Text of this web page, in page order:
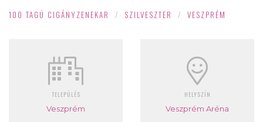
100 TAGÚ CIGÁNYZENEKAR / SZILVESZTER / VESZPRÉM
TELEPÜLÉS
Veszprém
HELYSZÍN
Veszprém Aréna